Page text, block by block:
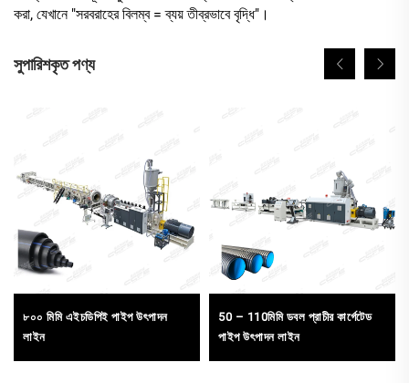
করা, যেখানে "সরবরাহের বিলম্ব = ব্যয় তীব্রভাবে বৃদ্ধি"।
সুপারিশকৃত পণ্য
৮০০ মিমি এইচডিপিই পাইপ উৎপাদন
লাইন
50 – 110মিমি ডবল প্রাচীর কার্গেটেড
পাইপ উৎপাদন লাইন